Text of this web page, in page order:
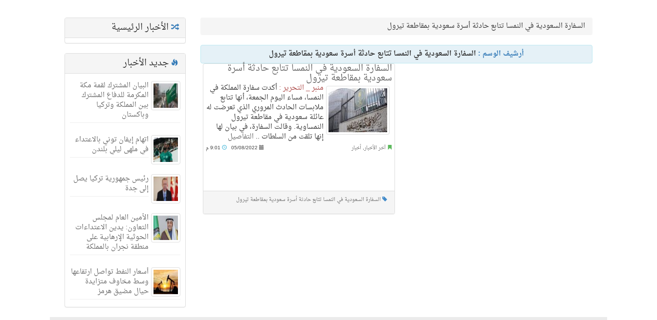
الأخبار الرئيسية
جديد الأخبار
البيان المشترك لقمة مكة
المكرمة للدفاع المشترك
بين المملكة وتركيا
وباكستان
اتهام إيفان توني بالاعتداء
في ملهى ليلي بلندن
رئيس جمهورية تركيا يصل
إلى جدة
الأمين العام لمجلس
التعاون: يدين الاعتداءات
الحوثية الإرهابية على
منطقة نجران بالمملكة
أسعار النفط تواصل ارتفاعها
وسط مخاوف متزايدة
حيال مضيق هرمز
السفارة السعودية في النمسا تتابع حادثة أسرة سعودية بمقاطعة تيرول
أرشيف الوسم : السفارة السعودية في النمسا تتابع حادثة أسرة سعودية بمقاطعة تيرول
السفارة السعودية في النمسا تتابع حادثة أسرة
سعودية بمقاطعة تيرول
منبر _ التحرير :أكدت سفارة المملكة في
النمسا، مساء اليوم الجمعة، أنها تتابع
ملابسات الحادث المروري الذي تعرضت له
عائلة سعودية في مقاطعة تيرول
النمساوية. وقالت السفارة، في بيان لها
إنها تلقت من السلطات .. التفاصيل
آخر الأخبار,أخبار 05/08/2022
السفارة السعودية في النمسا تتابع حادثة أسرة سعودية بمقاطعة تيرول